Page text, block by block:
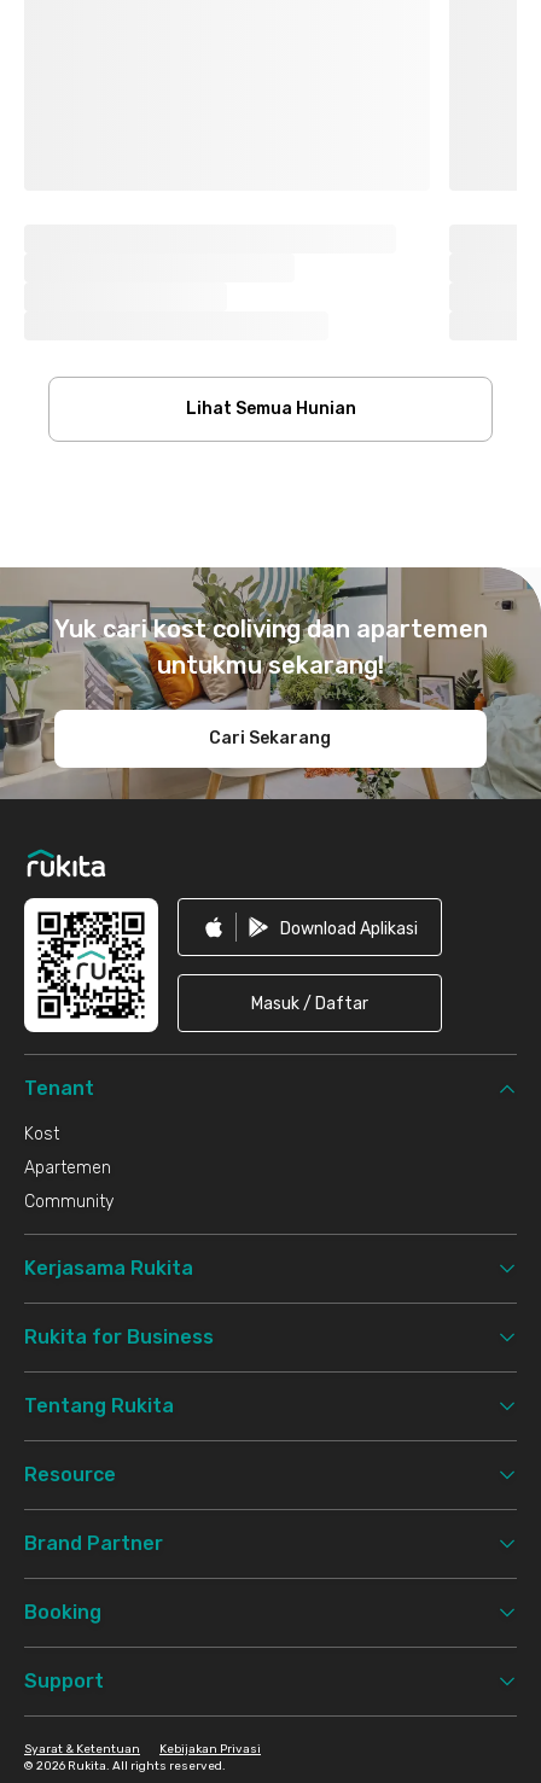
Lihat Semua Hunian
Yuk cari kost coliving dan apartemen
untukmu sekarang!
Cari Sekarang
Download Aplikasi
Masuk / Daftar
Tenant
Kost
Apartemen
Community
Kerjasama Rukita
Rukita for Business
Tentang Rukita
Resource
Brand Partner
Booking
Support
© 2026 Rukita. All rights reserved.
Syarat & Ketentuan Kebijakan Privasi